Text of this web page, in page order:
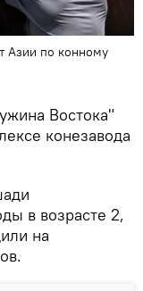
Азии по конному
Востока"
конезавода
в возрасте 2,
на